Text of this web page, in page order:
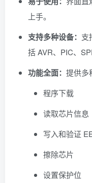
上手。
支持多种设备： 支
括 AVR、PIC、
功能全面： 提供多
程序下载
读取芯片信息
写入和验证
擦除芯片
设置保护位